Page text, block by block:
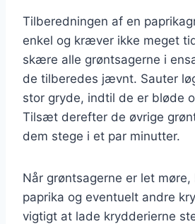
Tilberedningen af en
enkel og kræver ikke meget
skære alle grøntsagerne i
de tilberedes jævnt. Sauter
stor gryde, indtil de er bløde
Tilsæt derefter de øvrige
dem stege i et par minutter.
Når grøntsagerne er let
paprika og eventuelt andre
vigtigt at lade krydderierne